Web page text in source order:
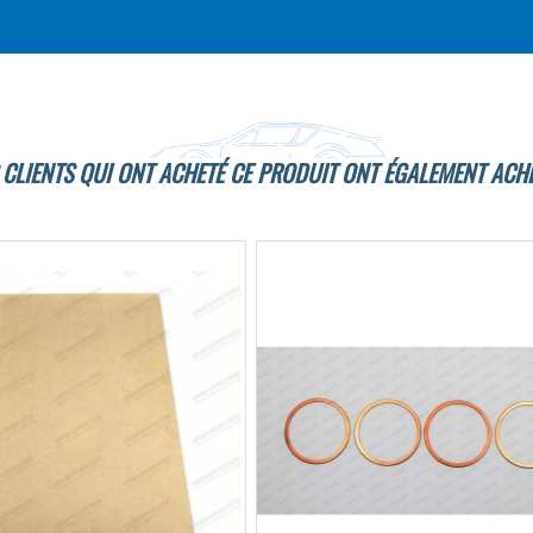
QUI ONT ACHETÉ CE PRODUIT ONT ÉGALEMENT